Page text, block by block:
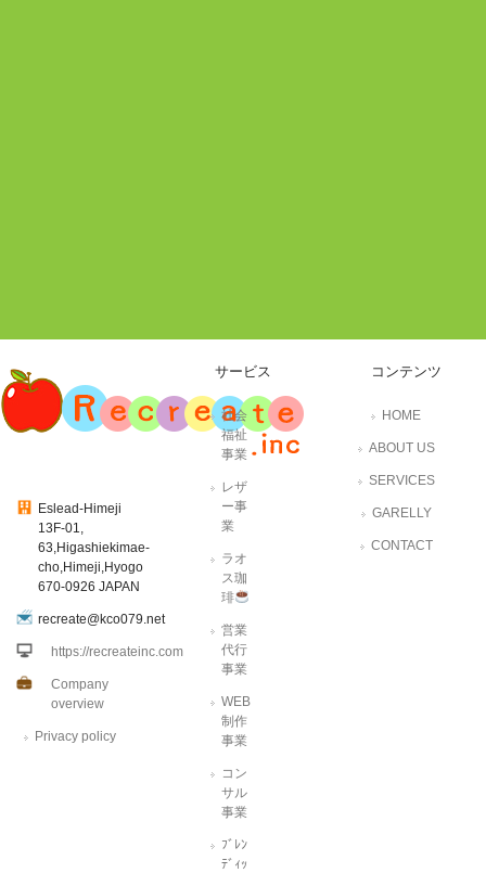
Eslead-Himeji
13F-01,
63,Higashiekimae-
cho,Himeji,Hyogo
670-0926 JAPAN
recreate@kco079.net
https://recreateinc.com
Company
overview
Privacy policy
サービス
社会
福祉
事業
レザ
ー事
業
ラオ
ス珈
琲
営業
代行
事業
WEB
制作
事業
コン
サル
事業
ﾌﾞﾚﾝ
ﾃﾞｨｯ
コンテンツ
HOME
ABOUT US
SERVICES
GARELLY
CONTACT